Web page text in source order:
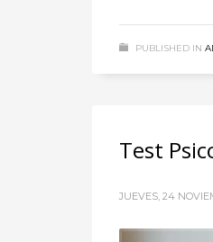
PUBLISHED IN
Test
JUEVES, 24